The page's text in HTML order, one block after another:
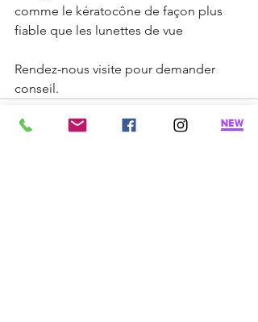
comme le kératocône de façon plus
fiable que les lunettes de vue
Rendez-nous visite pour demander
conseil.